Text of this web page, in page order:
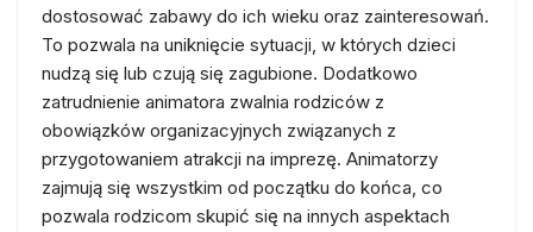
dostosować zabawy do ich wieku oraz zainteresowań.
To pozwala na uniknięcie sytuacji, w których dzieci
nudzą się lub czują się zagubione. Dodatkowo
zatrudnienie animatora zwalnia rodziców z
obowiązków organizacyjnych związanych z
przygotowaniem atrakcji na imprezę. Animatorzy
zajmują się wszystkim od początku do końca, co
pozwala rodzicom skupić się na innych aspektach